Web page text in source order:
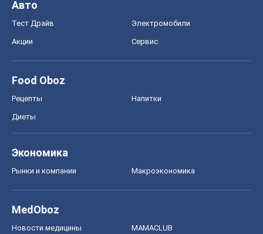
Авто
Тест Драйв Электромобили
Акции Сервис
Food Oboz
Рецепты Напитки
Диеты
Экономика
Рынки и компании Mакроэкономика
MedOboz
Новости медицины MAMACLUB